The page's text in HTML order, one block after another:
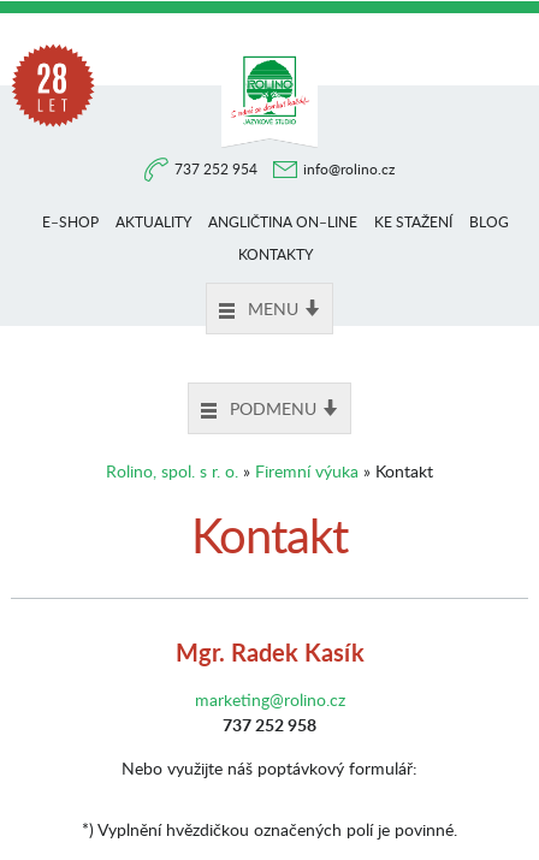
737 252 954 info@rolino.cz
E–SHOP AKTUALITY ANGLIČTINA ON–LINE KE STAŽENÍ
BLOG
KONTAKTY
MENU
PODMENU
Rolino, spol. s r. o. » Firemní výuka » Kontakt
Kontakt
Mgr. Radek Kasík
marketing@rolino.cz
737 252 958
Nebo využijte náš poptávkový formulář:
*) Vyplnění hvězdičkou označených polí je povinné.